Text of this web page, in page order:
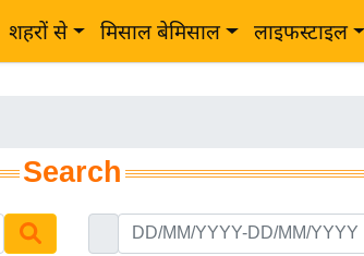
शहरों से मिसाल बेमिसाल लाइफस्टाइल
Search